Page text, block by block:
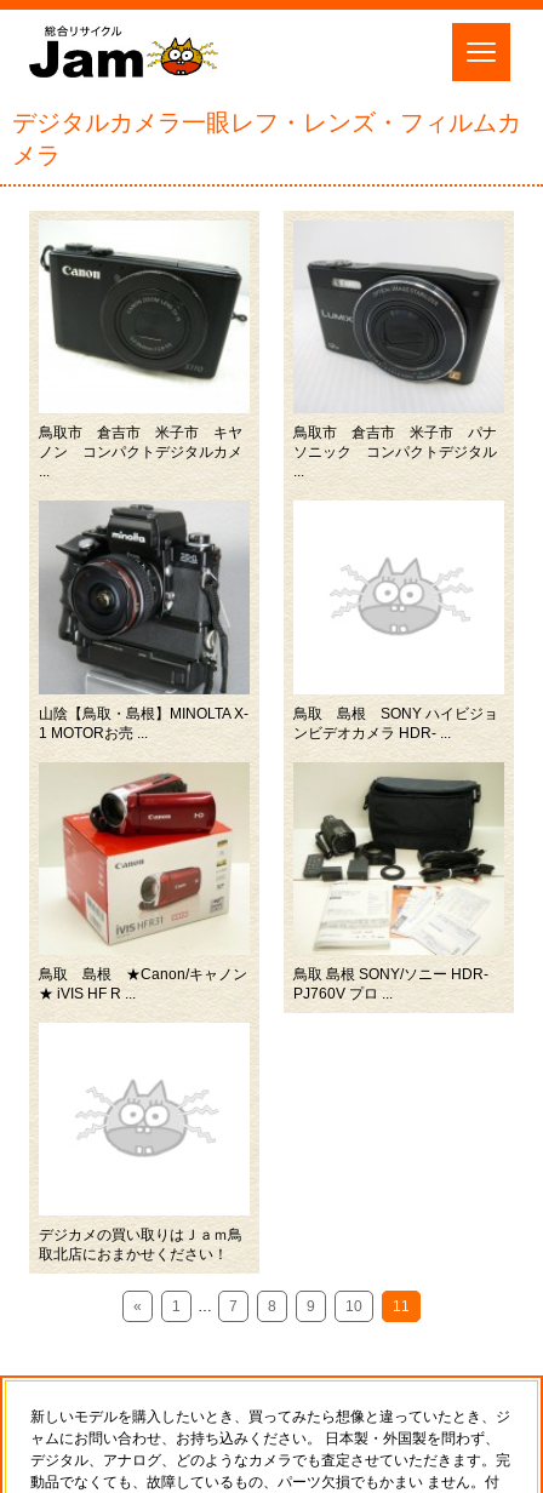
デジタルカメラ一眼レフ・レンズ・フィルムカ
メラ
鳥取市 倉吉市 米子市 キヤ
ノン コンパクトデジタルカメ
...
鳥取市 倉吉市 米子市 パナ
ソニック コンパクトデジタル
...
山陰【鳥取・島根】MINOLTA X-
1 MOTORお売 ...
鳥取 島根 SONY ハイビジョ
ンビデオカメラ HDR- ...
鳥取 島根 ★Canon/キャノン
★ iVIS HF R ...
鳥取 島根 SONY/ソニー HDR-
PJ760V プロ ...
デジカメの買い取りはＪａｍ鳥
取北店におまかせください！
« 1 … 7 8 9 10 11
新しいモデルを購入したいとき、買ってみたら想像と違っていたとき、ジ
ャムにお問い合わせ、お持ち込みください。 日本製・外国製を問わず、
デジタル、アナログ、どのようなカメラでも査定させていただきます。完
動品でなくても、故障しているもの、パーツ欠損でもかまい ません。付